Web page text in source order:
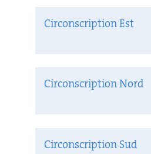
Circonscription Est
Circonscription Nord
Circonscription Sud